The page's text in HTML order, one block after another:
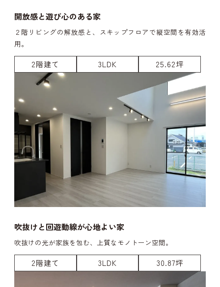
開放感と遊び心のある家
２階リビングの解放感と、スキップフロアで縦空間を有効活
用。
2階建て 3LDK 25.62坪
吹抜けと回遊動線が心地よい家
吹抜けの光が家族を包む、上質なモノトーン空間。
2階建て 3LDK 30.87坪